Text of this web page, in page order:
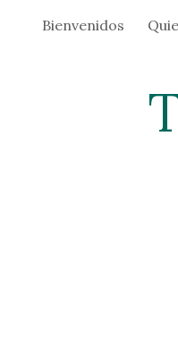
Skip to
Bienvenidos